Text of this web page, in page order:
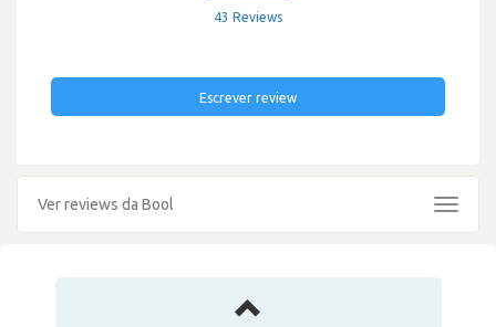
43 Reviews
Escrever review
Ver reviews da Bool
Toggle